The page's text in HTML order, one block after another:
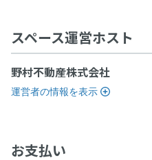
スペース運営ホスト
野村不動産株式会社
運営者の情報を表示
お支払い